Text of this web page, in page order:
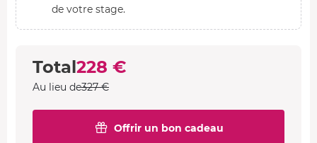
de votre stage.
Total228 €
Au lieu de327 €
Offrir un bon cadeau